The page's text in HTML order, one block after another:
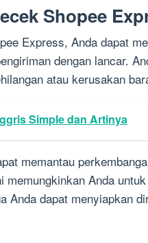
Shopee
Express, Anda dapat
dengan lancar.
atau kerusakan
Simple dan Artinya
memantau
Anda
Anda dapat menyiapkan